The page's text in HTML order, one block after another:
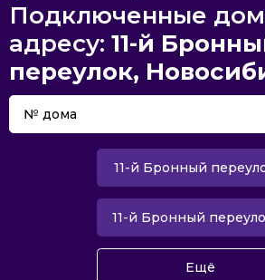
Подключенные
адресу: 11-й
переулок,
11-й Бронный
11-й Бронный
Ещё